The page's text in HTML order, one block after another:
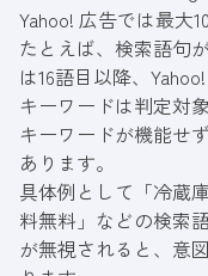
Yahoo! 広告では最大
たとえば、検索語句
は16語目以降、
キーワードは判定対
キーワードが機能せ
あります。
具体例として「冷蔵
料無料」などの検索
が無視されると、意